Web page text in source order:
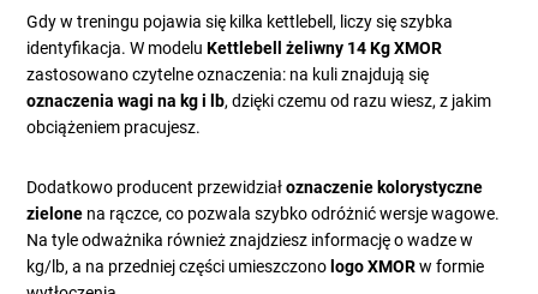
Gdy w treningu pojawia się kilka kettlebell, liczy się szybka
identyfikacja. W modeluKettlebell żeliwny 14 Kg XMOR
zastosowano czytelne oznaczenia: na kuli znajdują się
oznaczenia wagi na kg i lb, dzięki czemu od razu wiesz, z jakim
obciążeniem pracujesz.
Dodatkowo producent przewidziałoznaczenie kolorystyczne
zielone na rączce, co pozwala szybko odróżnić wersje wagowe.
Na tyle odważnika również znajdziesz informację o wadze w
kg/lb, a na przedniej części umieszczono logo XMORw formie